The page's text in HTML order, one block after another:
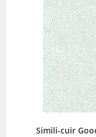
Simili-cuir